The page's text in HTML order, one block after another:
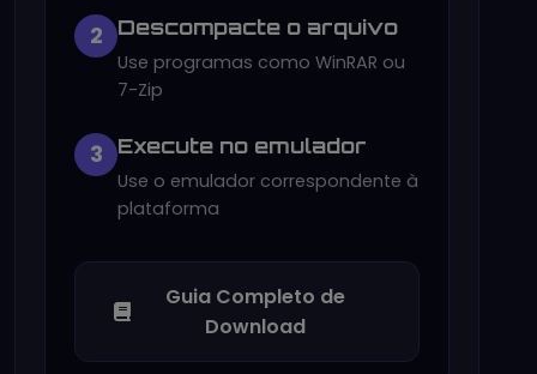
2 Descompacte o arquivo
Use programas como WinRAR ou
7-Zip
3 Execute no emulador
Use o emulador correspondente à
plataforma
Guia Completo de
Download